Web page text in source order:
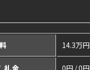
14.3万円
礼金 0円 / 0円